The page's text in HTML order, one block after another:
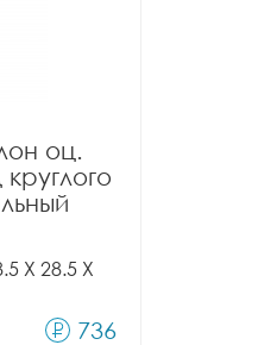
оц.
X 28.5 X
736